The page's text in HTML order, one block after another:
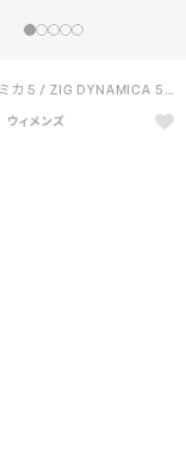
ジグ ダイナミカ 5 / ZIG DYNAMICA 5 （ソフトブルー）